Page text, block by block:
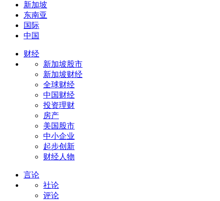
新加坡
东南亚
国际
中国
财经
新加坡股市
新加坡财经
全球财经
中国财经
投资理财
房产
美国股市
中小企业
起步创新
财经人物
言论
社论
评论